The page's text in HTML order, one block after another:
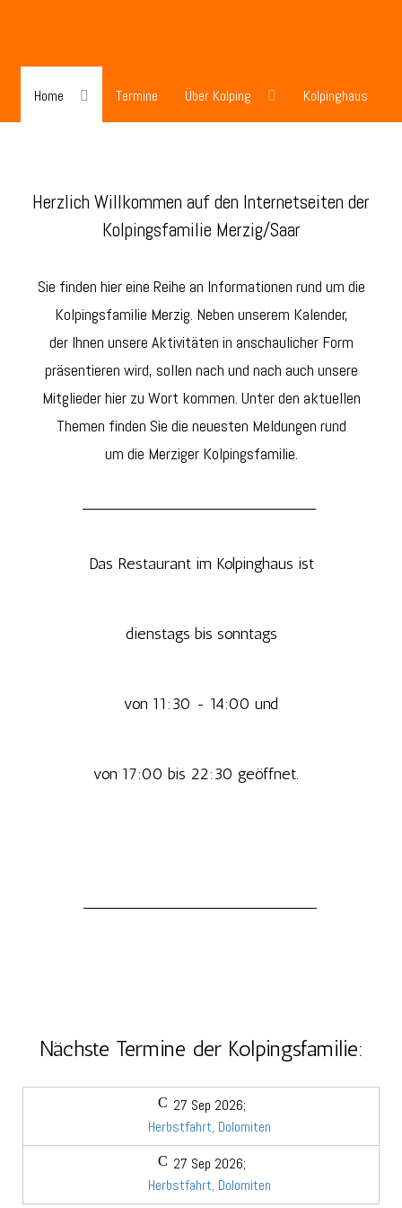
Home Termine Über Kolping Kolpinghaus
Herzlich Willkommen auf den Internetseiten der
Kolpingsfamilie Merzig/Saar
Sie finden hier eine Reihe an Informationen rund um die
Kolpingsfamilie Merzig. Neben unserem Kalender,
der Ihnen unsere Aktivitäten in anschaulicher Form
präsentieren wird, sollen nach und nach auch unsere
Mitglieder hier zu Wort kommen. Unter den aktuellen
Themen finden Sie die neuesten Meldungen rund
um die Merziger Kolpingsfamilie.
Das Restaurant im Kolpinghaus ist
dienstags bis sonntags
von 11:30 - 14:00 und
von 17:00 bis 22:30 geöffnet.
Nächste Termine der Kolpingsfamilie:
27 Sep 2026;
Herbstfahrt, Dolomiten
27 Sep 2026;
Herbstfahrt, Dolomiten